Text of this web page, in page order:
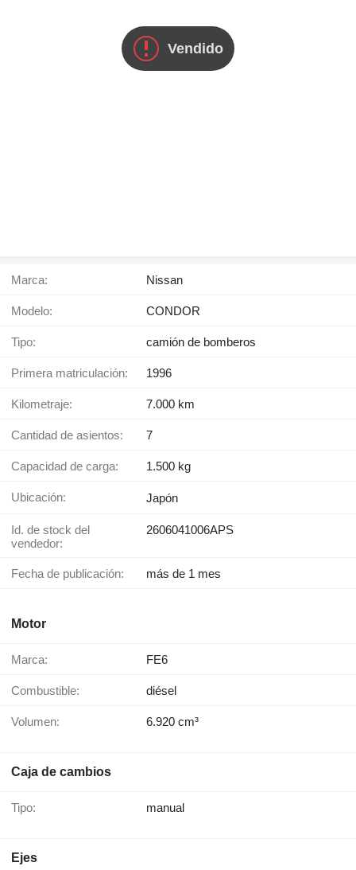
Vendido
Marca: Nissan
Modelo: CONDOR
Tipo: camión de bomberos
Primera matriculación: 1996
Kilometraje: 7.000 km
Cantidad de asientos: 7
Capacidad de carga: 1.500 kg
Ubicación: Japón
Id. de stock del
vendedor:
2606041006APS
Fecha de publicación: más de 1 mes
Motor
Marca: FE6
Combustible: diésel
Volumen: 6.920 cm³
Caja de cambios
Tipo: manual
Ejes